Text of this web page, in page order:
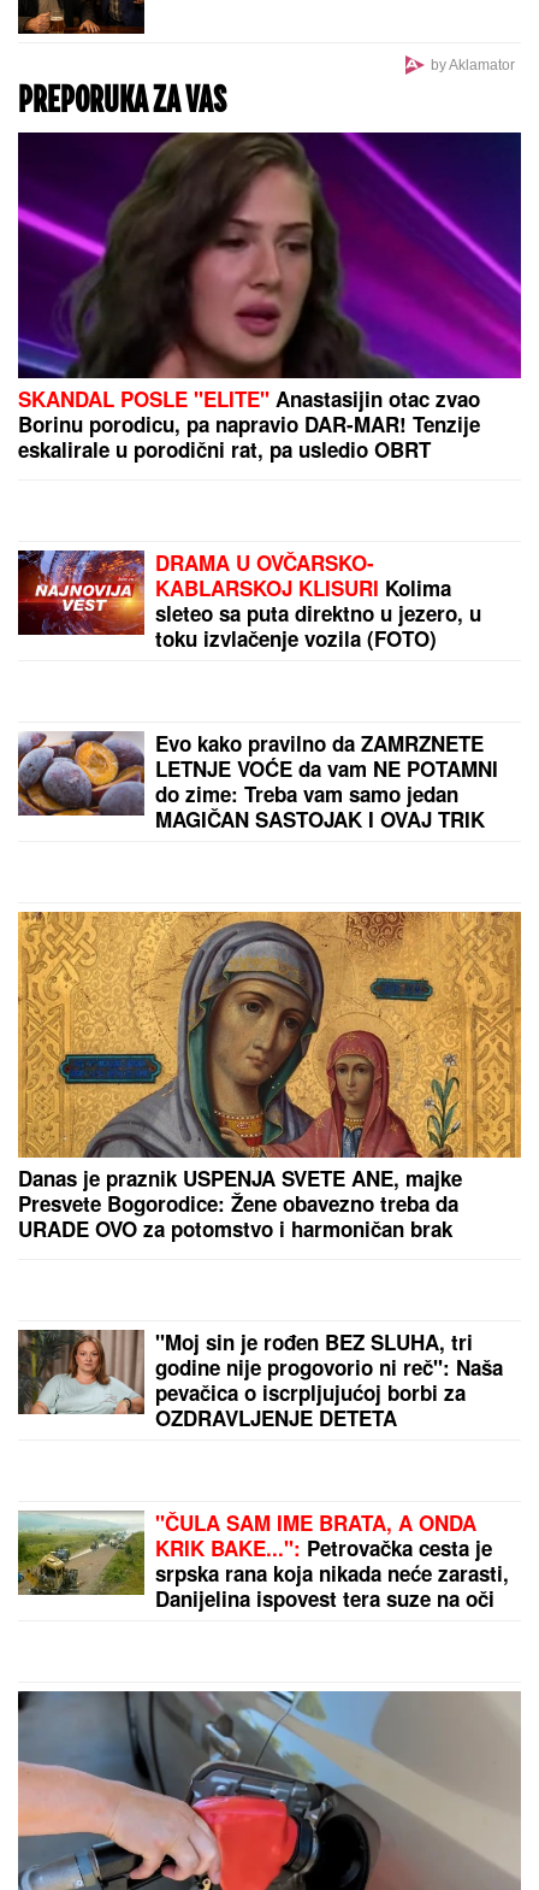
Razvela se nakon 10 godina braka: Voditeljka otkrila
šta je dovelo do prekida
"Domaći košarkaši nezadovoljni
otišli iz Partizana"
Srpsko tenisko čudo izbacio
šampiona Vimbldona, pa ispao od
404. tenisera na ATP listi
Nož u leđa Luke Dončića: O potezu bivše verenice
priča ceo svet
Vic dana: Pije Mujo pivo za šankom
u pivnici posle radnog vremena...
PREPORUKA ZA VAS
SKANDAL POSLE "ELITE"Anastasijin otac zvao
Borinu porodicu, pa napravio DAR-MAR! Tenzije
DRAMA U OVČARSKO-
KABLARSKOJ KLISURIKolima
sleteo sa puta direktno u jezero, u
Evo kako pravilno da ZAMRZNETE
LETNJE VOĆE da vam NE POTAMNI
do zime: Treba vam samo jedan